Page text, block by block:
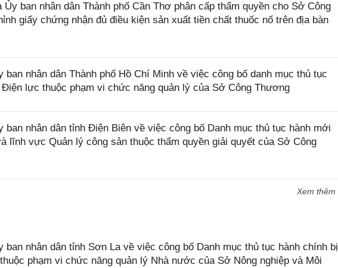
ban nhân dân Thành phố Cần Thơ phân cấp thẩm quyền cho Sở Công
giấy chứng nhận đủ điều kiện sản xuất tiền chất thuốc nổ trên địa bàn
nhân dân Thành phố Hồ Chí Minh về việc công bố danh mục thủ tục
lực thuộc phạm vi chức năng quản lý của Sở Công Thương
ban nhân dân tỉnh Điện Biên về việc công bố Danh mục thủ tục hành mới
lĩnh vực Quản lý công sản thuộc thẩm quyền giải quyết của Sở Công
Xem thêm
nhân dân tỉnh Sơn La về việc công bố Danh mục thủ tục hành chính bị
phạm vi chức năng quản lý Nhà nước của Sở Nông nghiệp và Môi